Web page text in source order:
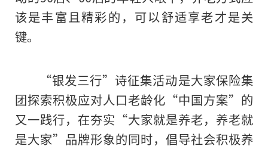
该是丰富且精彩的，可以舒适享老才是关
键。
“银发三行”诗征集活动是大家保险集
团探索积极应对人口老龄化“中国方案”的
又一践行，在夯实“大家就是养老，养老就
是大家”品牌形象的同时，倡导社会积极养